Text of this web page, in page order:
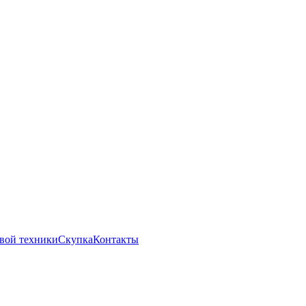
техникиСкупкаКонтакты